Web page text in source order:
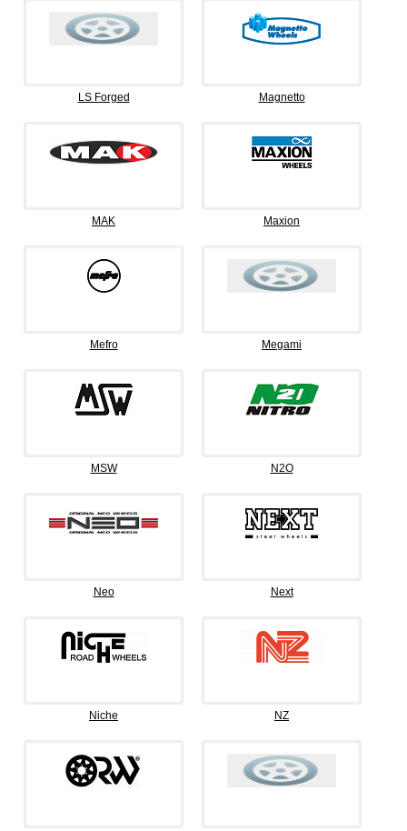
LS Forged Magnetto
MAK Maxion
Mefro Megami
MSW N2O
Neo Next
Niche NZ